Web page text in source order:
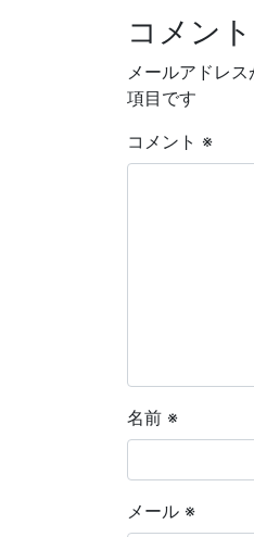
コメン
メールアドレス
項目です
コメント ※
名前 ※
メール ※